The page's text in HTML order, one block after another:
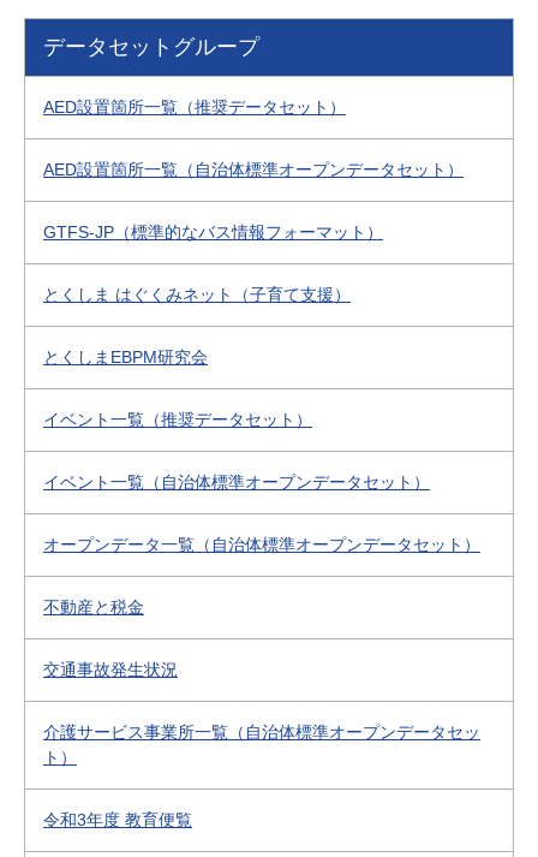
データセットグループ
AED設置箇所一覧（推奨データセット）
AED設置箇所一覧（自治体標準オープンデータセット）
GTFS-JP（標準的なバス情報フォーマット）
とくしま はぐくみネット（子育て支援）
とくしまEBPM研究会
イベント一覧（推奨データセット）
イベント一覧（自治体標準オープンデータセット）
オープンデータ一覧（自治体標準オープンデータセット）
不動産と税金
交通事故発生状況
介護サービス事業所一覧（自治体標準オープンデータセッ
ト）
令和3年度 教育便覧